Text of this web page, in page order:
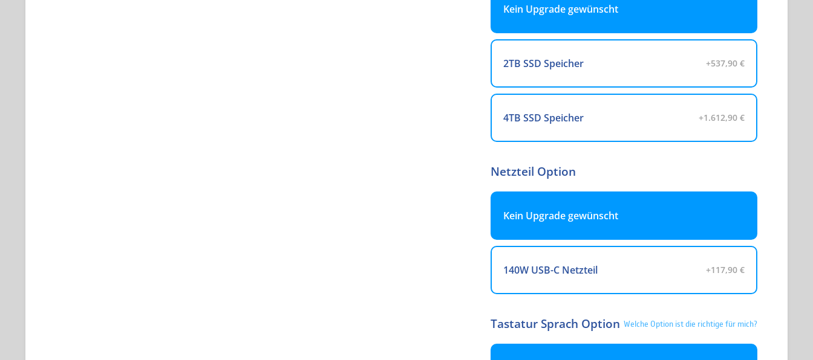
Kein Upgrade gewünscht
2TB SSD Speicher +537,90 €
4TB SSD Speicher +1.612,90 €
Netzteil Option
Kein Upgrade gewünscht
140W USB-C Netzteil +117,90 €
Tastatur Sprach Option Welche Option ist die richtige für mich?